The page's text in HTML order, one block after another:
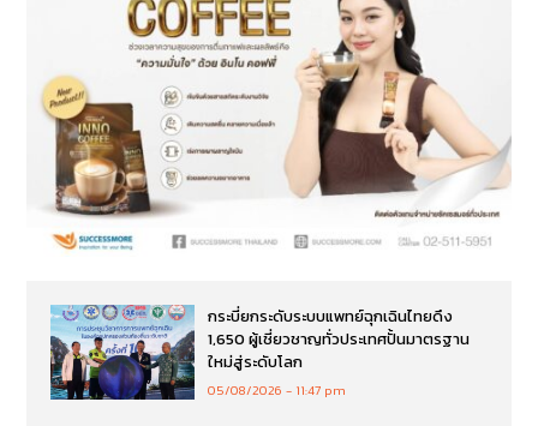
กระบี่ยกระดับระบบแพทย์ฉุกเฉินไทยดึง
1,650 ผู้เชี่ยวชาญทั่วประเทศปั้นมาตรฐาน
ใหม่สู่ระดับโลก
05/08/2026 11:47 pm